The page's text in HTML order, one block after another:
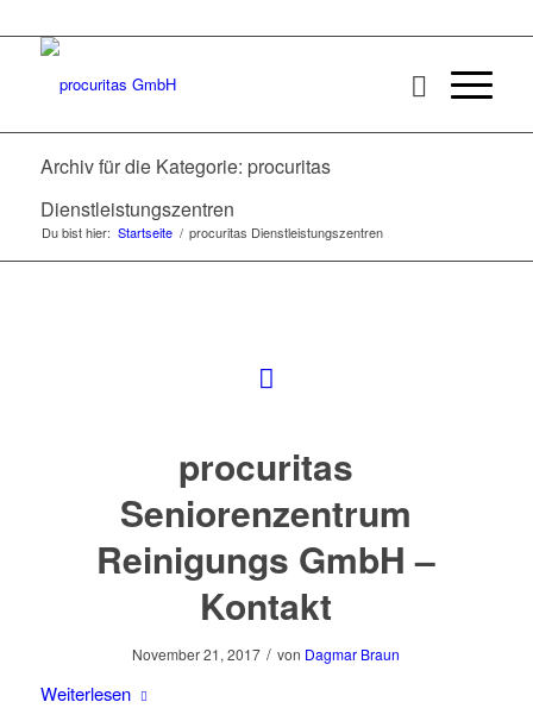
Archiv für die Kategorie: procuritas
Dienstleistungszentren
Du bist hier: Startseite / procuritas Dienstleistungszentren
procuritas
Seniorenzentrum
Reinigungs GmbH –
Kontakt
November 21, 2017 / von Dagmar Braun
Weiterlesen